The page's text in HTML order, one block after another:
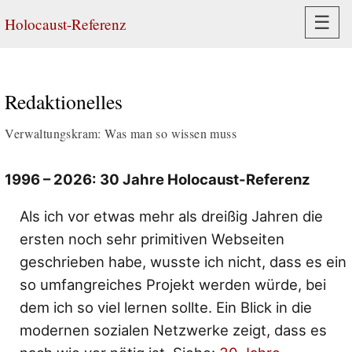
Holocaust-Referenz ☰
Redaktionelles
Verwaltungskram: Was man so wissen muss
1996 – 2026: 30 Jahre Holocaust-Referenz
Als ich vor etwas mehr als dreißig Jahren die
ersten noch sehr primitiven Webseiten
geschrieben habe, wusste ich nicht, dass es ein
so umfangreiches Projekt werden würde, bei
dem ich so viel lernen sollte. Ein Blick in die
modernen sozialen Netzwerke zeigt, dass es